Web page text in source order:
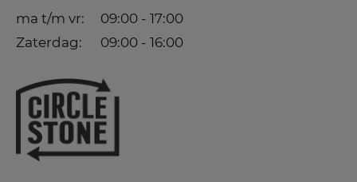
ma t/m vr:
09:00 - 17:00
Zaterdag:
09:00 - 16:00